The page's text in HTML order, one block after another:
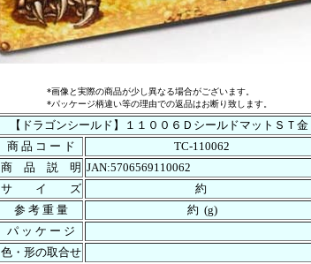
*画像と実際の商品が少し異なる場合がございます。
*パッケージ柄違い等の理由での返品はお断り致します。
【ドラゴンシールド】１１００６ＤシールドマットＳＴ金
商 品 コ ー ド
TC-110062
商 品 説 明 JAN:5706569110062
サ イ ズ
約
参 考 重 量
約 (g)
パ ッ ケ ー ジ
色・形の取合せ